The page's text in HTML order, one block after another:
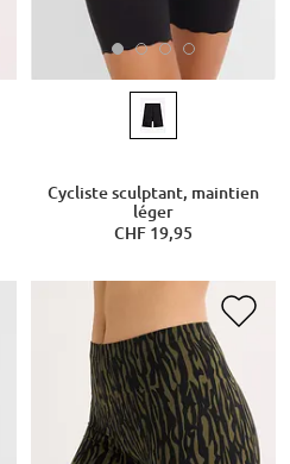
Cycliste sculptant, maintien
léger
CHF 19,95